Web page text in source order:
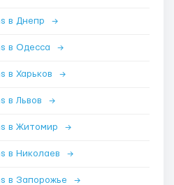
в Днепр →
в Одесса →
в Харьков →
в Львов →
в Житомир →
в Николаев →
в Запорожье →